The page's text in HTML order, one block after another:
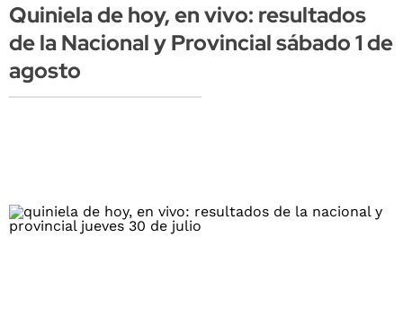
Quiniela de hoy, en vivo: resultados
de la Nacional y Provincial sábado 1 de
agosto